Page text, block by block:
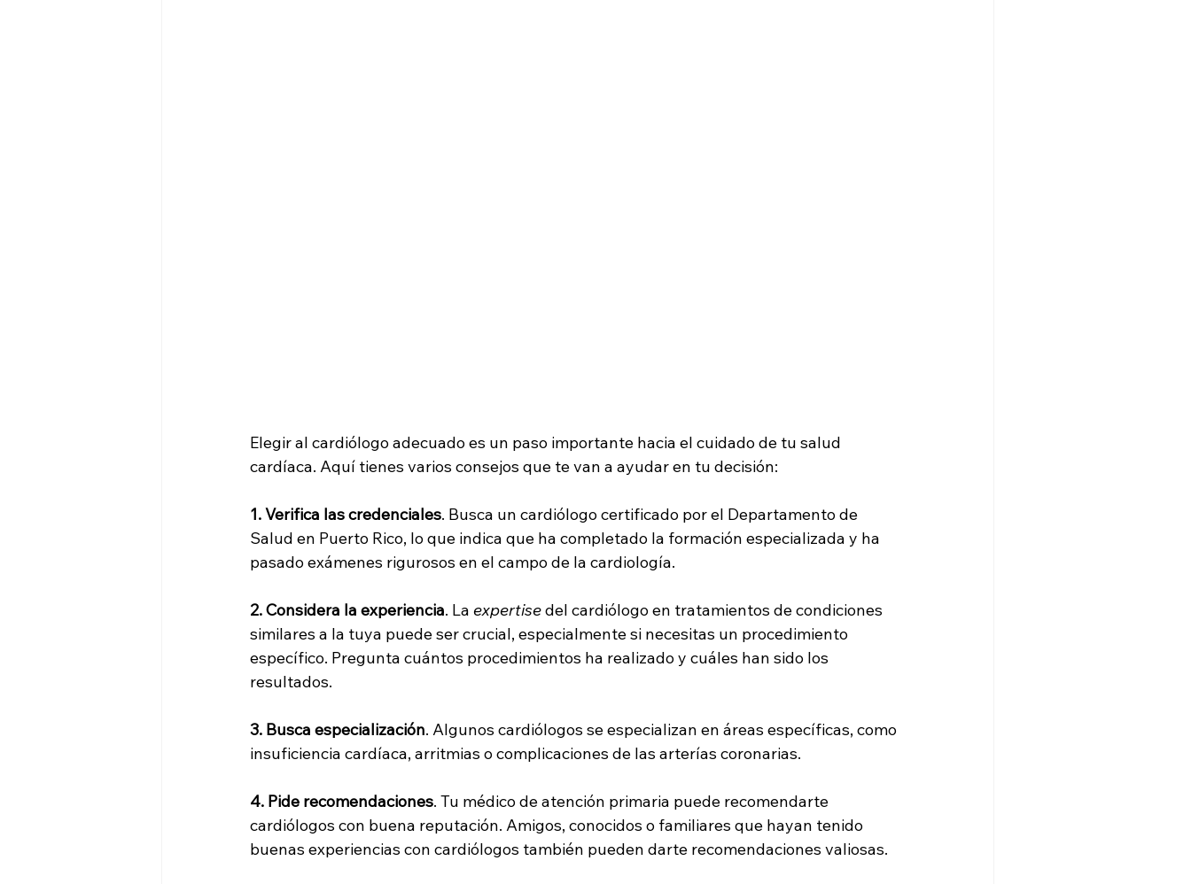
Elegir al cardiólogo adecuado es un paso importante hacia el cuidado de tu salud
cardíaca. Aquí tienes varios consejos que te van a ayudar en tu decisión:
1. Verifica las credenciales. Busca un cardiólogo certificado por el Departamento de
Salud en Puerto Rico, lo que indica que ha completado la formación especializada y ha
pasado exámenes rigurosos en el campo de la cardiología.
2. Considera la experiencia. La expertise del cardiólogo en tratamientos de condiciones
similares a la tuya puede ser crucial, especialmente si necesitas un procedimiento
específico. Pregunta cuántos procedimientos ha realizado y cuáles han sido los
resultados.
3. Busca especialización. Algunos cardiólogos se especializan en áreas específicas, como
insuficiencia cardíaca, arritmias o complicaciones de las arterías coronarias.
4. Pide recomendaciones. Tu médico de atención primaria puede recomendarte
cardiólogos con buena reputación. Amigos, conocidos o familiares que hayan tenido
buenas experiencias con cardiólogos también pueden darte recomendaciones valiosas.